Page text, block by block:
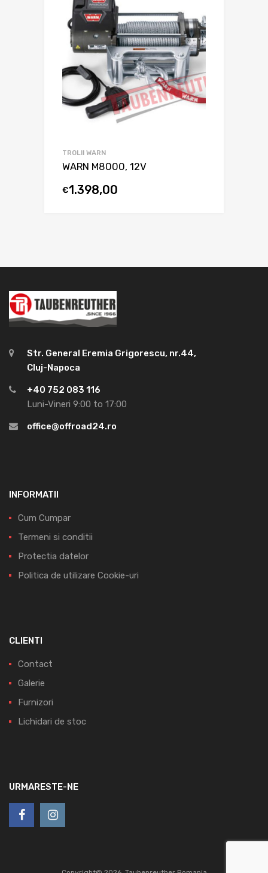
TROLII WARN
WARN M8000, 12V
€1.398,00
Str. General Eremia Grigorescu, nr.44,
Cluj-Napoca
+40 752 083 116
Luni-Vineri 9:00 to 17:00
office@offroad24.ro
INFORMATII
Cum Cumpar
Termeni si conditii
Protectia datelor
Politica de utilizare Cookie-uri
CLIENTI
Contact
Galerie
Furnizori
Lichidari de stoc
URMARESTE-NE